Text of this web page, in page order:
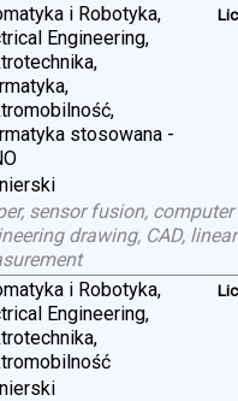
i Robotyka,
Engineering,
stosowana -
sensor fusion,
drawing, CAD,
i Robotyka,
Engineering,